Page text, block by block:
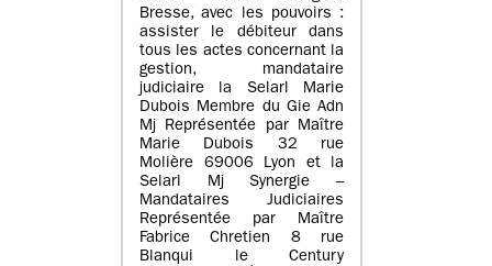
Bresse, avec les pouvoirs :
assister le débiteur dans
tous les actes concernant la
gestion, mandataire
judiciaire la Selarl Marie
Dubois Membre du Gie Adn
Mj Représentée par Maître
Marie Dubois 32 rue
Molière 69006 Lyon et la
Selarl Mj Synergie –
Mandataires Judiciaires
Représentée par Maître
Fabrice Chretien 8 rue
Blanqui le Century